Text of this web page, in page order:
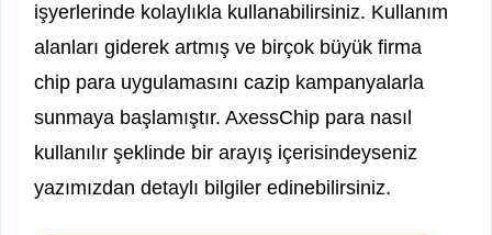
işyerlerinde kolaylıkla kullanabilirsiniz. Kullanım
alanları giderek artmış ve birçok büyük firma
chip para uygulamasını cazip kampanyalarla
sunmaya başlamıştır. AxessChip para nasıl
kullanılır şeklinde bir arayış içerisindeyseniz
yazımızdan detaylı bilgiler edinebilirsiniz.